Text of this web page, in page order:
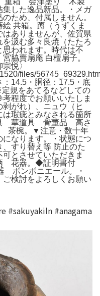
した逸品新品。・メガ
ため、付属しません。
共箱。蹲（うずくま
ありませんが、佐賀県
汲む多々良焼（たたろ
思われます。時代は不
脇賣扇庵 白檀扇子。
悦〉
files/
14.5・胴径：17.5・底
規をあてるなどしての
程度でお願いいたしま
がれ）、ニュウ（ヒ
は瑕疵とみなされる箇所
華道具 骨董品 高さ
茶椀。▼注意・数十年
なります。・状態につ
すり替え等 防止のた
とさせていただきま
花器。◆証明書付
ボンボニエール。・
ご検討をよろしくお願い